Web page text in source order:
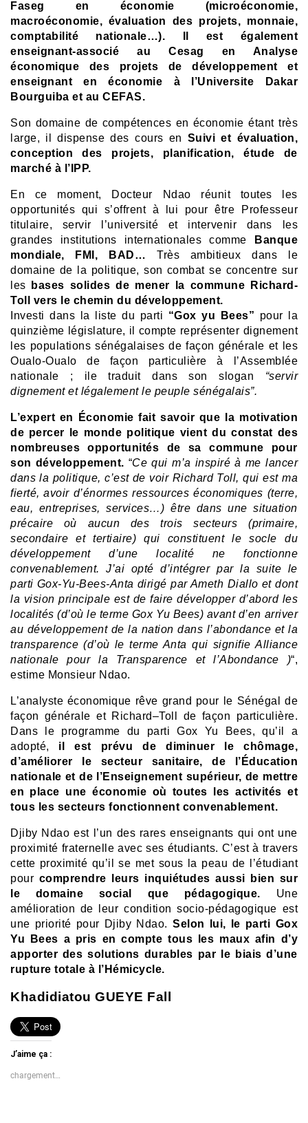
Faseg en économie (microéconomie,
macroéconomie, évaluation des projets, monnaie,
comptabilité nationale…). Il est également
enseignant-associé au Cesag en Analyse
économique des projets de développement et
enseignant en économie à l’Universite Dakar
Bourguiba et au CEFAS.
Son domaine de compétences en économie étant très
large, il dispense des cours en Suivi et évaluation,
conception des projets, planification, étude de
marché à l’IPP.
En ce moment, Docteur Ndao réunit toutes les
opportunités qui s’offrent à lui pour être Professeur
titulaire, servir l’université et intervenir dans les
grandes institutions internationales comme
Banque
mondiale, FMI, BAD… Très ambitieux dans le
domaine de la politique, son combat se concentre sur
les
bases solides de mener la commune Richard-
Toll vers le chemin du développement.
Investi dans la liste du parti “Gox yu Bees” pour la
quinzième législature, il compte représenter dignement
les populations sénégalaises de façon générale et les
Oualo-Oualo de façon particulière à l’Assemblée
nationale ; ile traduit dans son slogan “servir
dignement et légalement le peuple sénégalais”.
L’expert en Économie fait savoir que la motivation
de percer le monde politique vient du constat des
nombreuses opportunités de sa commune pour
son développement. “Ce qui m’a inspiré à me lancer
dans la politique, c’est de voir Richard Toll, qui est ma
fierté, avoir d’énormes ressources économiques (terre,
eau, entreprises, services…) être dans une situation
précaire où aucun des trois secteurs (primaire,
secondaire et tertiaire) qui constituent le socle du
développement d’une localité ne fonctionne
convenablement. J’ai opté d’intégrer par la suite le
parti Gox-Yu-Bees-Anta dirigé par Ameth Diallo et dont
la vision principale est de faire développer d’abord les
localités (d’où le terme Gox Yu Bees) avant d’en arriver
au développement de la nation dans l’abondance et la
transparence (d’où le terme Anta qui signifie Alliance
nationale pour la Transparence et l’Abondance )“,
estime Monsieur Ndao.
L’analyste économique rêve grand pour le Sénégal de
façon générale et Richard–Toll de façon particulière.
Dans le programme du parti Gox Yu Bees, qu’il a
adopté, il est prévu de diminuer le chômage,
d’améliorer le secteur sanitaire, de l’Éducation
nationale et de l’Enseignement supérieur, de mettre
en place une économie où toutes les activités et
tous les secteurs fonctionnent convenablement.
Djiby Ndao est l’un des rares enseignants qui ont une
proximité fraternelle avec ses étudiants. C’est à travers
cette proximité qu’il se met sous la peau de l’étudiant
pour comprendre leurs inquiétudes aussi bien sur
le domaine social que pédagogique. Une
amélioration de leur condition socio-pédagogique est
une priorité pour Djiby Ndao.Selon lui, le parti Gox
Yu Bees a pris en compte tous les maux afin d’y
apporter des solutions durables par le biais d’une
rupture totale à l’Hémicycle.
Khadidiatou GUEYE Fall
J’aime ça :
chargement…